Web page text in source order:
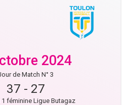
2024
de Match N° 3
37 - 27
féminine Ligue Butagaz